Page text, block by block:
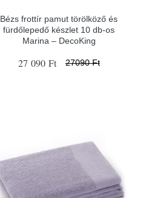
Bézs frottír pamut törölköző és
fürdőlepedő készlet 10 db-os
Marina – DecoKing
27 090 Ft 27090 Ft